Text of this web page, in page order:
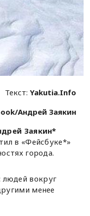
Текст:Yakutia.Info
Андрей Заякин
Заякин*
в «Фейсбуке*»
города.
людей вокруг
менее